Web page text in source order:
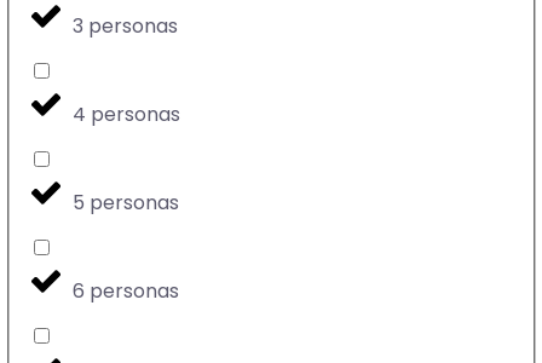
3 personas
4 personas
5 personas
6 personas